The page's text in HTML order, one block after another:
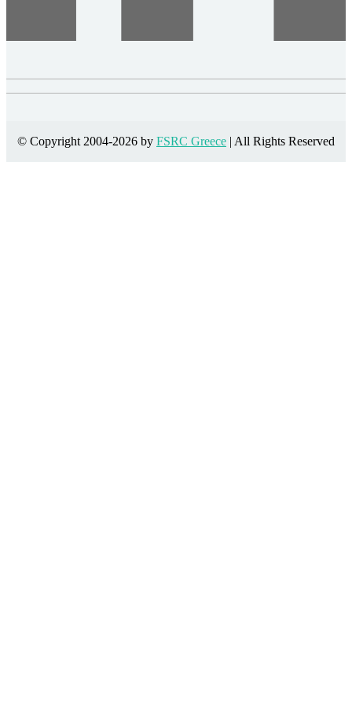
© Copyright 2004-2026 by FSRC Greece | All Rights Reserved